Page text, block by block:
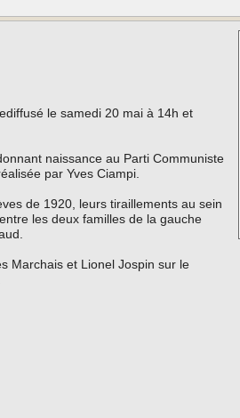
le samedi 20 mai à 14h et
naissance au Parti Communiste
par Yves Ciampi.
de 1920, leurs tiraillements au sein
les deux familles de la gauche
Marchais et Lionel Jospin sur le